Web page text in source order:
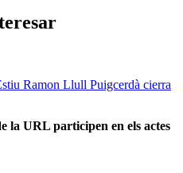
Ramon Llull Puigcerdà cierra
la URL participen en els actes